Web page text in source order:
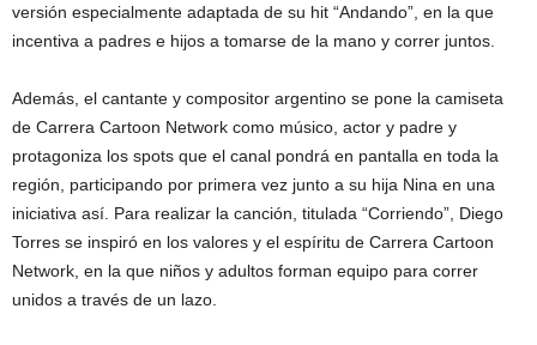
versión especialmente adaptada de su hit “Andando”, en la que
incentiva a padres e hijos a tomarse de la mano y correr juntos.
Además, el cantante y compositor argentino se pone la camiseta
de Carrera Cartoon Network como músico, actor y padre y
protagoniza los spots que el canal pondrá en pantalla en toda la
región, participando por primera vez junto a su hija Nina en una
iniciativa así. Para realizar la canción, titulada “Corriendo”, Diego
Torres se inspiró en los valores y el espíritu de Carrera Cartoon
Network, en la que niños y adultos forman equipo para correr
unidos a través de un lazo.